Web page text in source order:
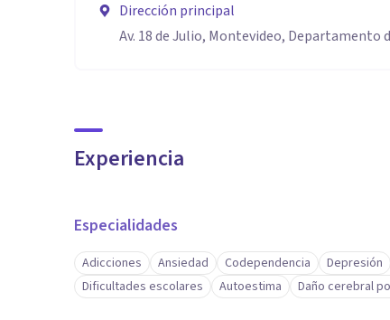
Dirección principal
Av. 18 de Julio, Montevideo, Departamento
Experiencia
Especialidades
Adicciones Ansiedad Codependencia Depresión
Dificultades escolares
Autoestima Daño cerebral